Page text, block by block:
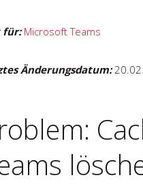
für: Microsoft Teams
Änderungsdatum: